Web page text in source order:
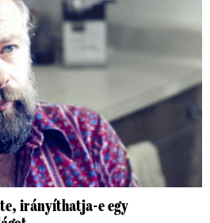
irányíthatja-e egy